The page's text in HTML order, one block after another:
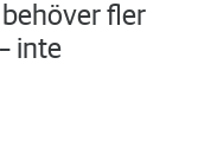
behöver fler
inte